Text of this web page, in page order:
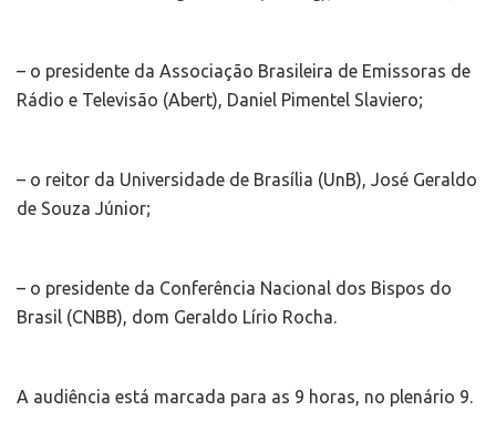
– o presidente da Associação Brasileira de Emissoras de
Rádio e Televisão (Abert), Daniel Pimentel Slaviero;
– o reitor da Universidade de Brasília (UnB), José Geraldo
de Souza Júnior;
– o presidente da Conferência Nacional dos Bispos do
Brasil (CNBB), dom Geraldo Lírio Rocha.
A audiência está marcada para as 9 horas, no plenário 9.